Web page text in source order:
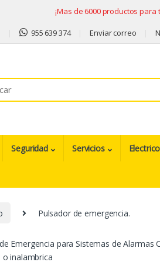
¡Mas de 6000 productos para
955 639 374 Enviar correo
Seguridad Servicios
Pulsador de emergencia.
Emergencia para Sistemas de
o inalambrica